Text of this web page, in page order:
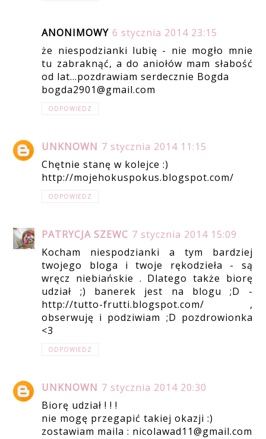
ANONIMOWY 6 stycznia 2014 23:15
że niespodzianki lubię - nie mogło mnie
tu zabraknąć, a do aniołów mam słabość
od lat...pozdrawiam serdecznie Bogda
bogda2901@gmail.com
ODPOWIEDZ
UNKNOWN 7 stycznia 2014 11:15
Chętnie stanę w kolejce :)
http://mojehokuspokus.blogspot.com/
ODPOWIEDZ
PATRYCJA SZEWC 7 stycznia 2014 15:09
Kocham niespodzianki a tym bardziej
twojego bloga i twoje rękodzieła - są
wręcz niebiańskie . Dlatego także biorę
udział ;) banerek jest na blogu ;D -
http://tutto-frutti.blogspot.com/ ,
obserwuję i podziwiam ;D pozdrowionka
<3
ODPOWIEDZ
UNKNOWN 7 stycznia 2014 20:30
Biorę udział ! ! !
nie mogę przegapić takiej okazji :)
zostawiam maila : nicolawad11@gmail.com